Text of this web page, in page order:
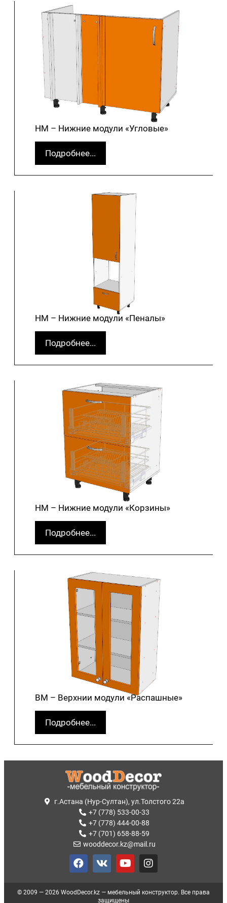
НМ – Нижние модули «Угловые»
Подробнее...
НМ – Нижние модули «Пеналы»
Подробнее...
НМ – Нижние модули «Корзины»
Подробнее...
ВМ – Верхнии модули «Распашные»
Подробнее...
г.Астана (Нур-Султан), ул.Толстого 22а
+7 (778) 533-00-33
+7 (778) 444-00-88
+7 (701) 658-88-59
wooddecor.kz@mail.ru
© 2009 — 2026 WoodDecor.kz — мебельный конструктор. Все права
защищены